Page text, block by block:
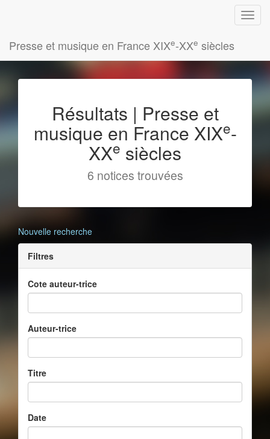
Presse et musique en France XIXe-XXe siècles
Résultats | Presse et
musique en France XIXe-
XXe siècles
6 notices trouvées
Nouvelle recherche
Filtres
Cote auteur-trice
Auteur-trice
Titre
Date